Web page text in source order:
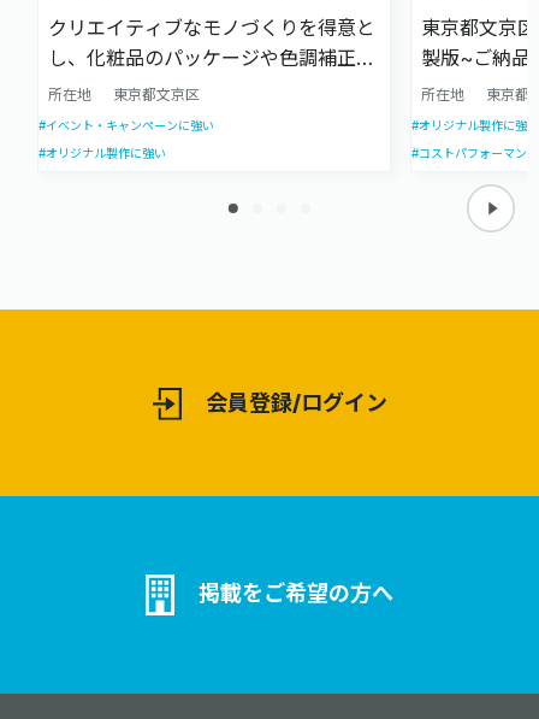
クリエイティブなモノづくりを得意と
し、化粧品のパッケージや色調補正を
伴う案件に強い企業です。企画立案か
らデザイン、製版、印刷加工までをワ
ンストップで対応します。
所在地 東京都文京区
#イベント・キャンペーンに強い
#オリジナル製作に強い
東京都文京
製版~ご納品
お任せいた
以来50年以
せ高い技術
他、プレミ
から販売シ
所在地 東京都
#オリジナル製作に強い
#コストパフォーマン
会員登録/ログイン
掲載をご希望の方へ